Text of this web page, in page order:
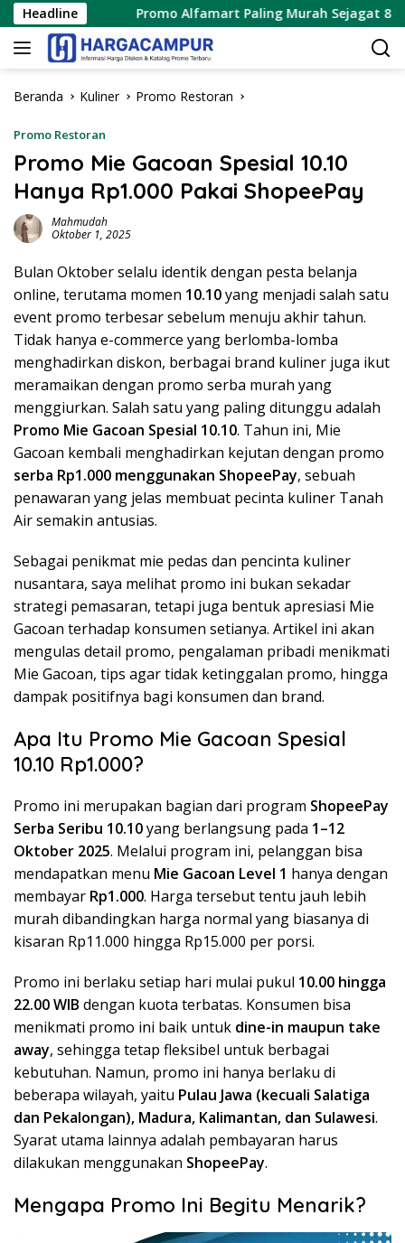
Langsung
ke
konten
Headline Promo Alfamart Paling Murah Sejagat 8 – 15
Beranda Kuliner Promo Restoran
Promo Restoran
Promo Mie Gacoan Spesial 10.10
Hanya Rp1.000 Pakai ShopeePay
Mahmudah
Oktober 1, 2025
Bulan Oktober selalu identik dengan pesta belanja
online, terutama momen 10.10yang menjadi salah satu
event promo terbesar sebelum menuju akhir tahun.
Tidak hanya e-commerce yang berlomba-lomba
menghadirkan diskon, berbagai brand kuliner juga ikut
meramaikan dengan promo serba murah yang
menggiurkan. Salah satu yang paling ditunggu adalah
Promo Mie Gacoan Spesial 10.10. Tahun ini, Mie
Gacoan kembali menghadirkan kejutan dengan promo
serba Rp1.000 menggunakan ShopeePay, sebuah
penawaran yang jelas membuat pecinta kuliner Tanah
Air semakin antusias.
Sebagai penikmat mie pedas dan pencinta kuliner
nusantara, saya melihat promo ini bukan sekadar
strategi pemasaran, tetapi juga bentuk apresiasi Mie
Gacoan terhadap konsumen setianya. Artikel ini akan
mengulas detail promo, pengalaman pribadi menikmati
Mie Gacoan, tips agar tidak ketinggalan promo, hingga
dampak positifnya bagi konsumen dan brand.
Apa Itu Promo Mie Gacoan Spesial
10.10 Rp1.000?
Promo ini merupakan bagian dari program ShopeePay
Serba Seribu 10.10yang berlangsung pada 1–12
Oktober 2025. Melalui program ini, pelanggan bisa
mendapatkan menu Mie Gacoan Level 1 hanya dengan
membayar Rp1.000. Harga tersebut tentu jauh lebih
murah dibandingkan harga normal yang biasanya di
kisaran Rp11.000 hingga Rp15.000 per porsi.
Promo ini berlaku setiap hari mulai pukul 10.00 hingga
22.00 WIB dengan kuota terbatas. Konsumen bisa
menikmati promo ini baik untuk dine-in maupun take
away, sehingga tetap fleksibel untuk berbagai
kebutuhan. Namun, promo ini hanya berlaku di
beberapa wilayah, yaitu Pulau Jawa (kecuali Salatiga
dan Pekalongan), Madura, Kalimantan, dan Sulawesi.
Syarat utama lainnya adalah pembayaran harus
dilakukan menggunakan ShopeePay.
Mengapa Promo Ini Begitu Menarik?